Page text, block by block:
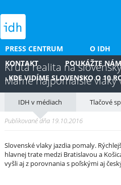
PRESS CENTRUM O IDH
KONTAKT
POUKÁŽTE
„KDE VIDÍME SLOVENSKO O 10
Krutá realita na
Máme najpomalšie vlaky
IDH v médiach Tlačové
Publikované dňa 19.10.2016
Slovenské vlaky jazdia pomaly.
hlavnej trate medzi Bratislavou a
vyšli aj z porovnania s poľskými aj